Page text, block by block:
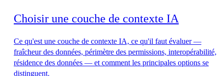
Choisir une couche de contexte IA
Ce qu'est une couche de contexte IA, ce qu'il faut évaluer —
fraîcheur des données, périmètre des permissions, interopérabilité,
résidence des données — et comment les principales options se
distinguent.